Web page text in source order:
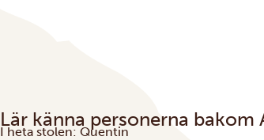
Lär känna personerna bakom
I heta stolen: Quentin